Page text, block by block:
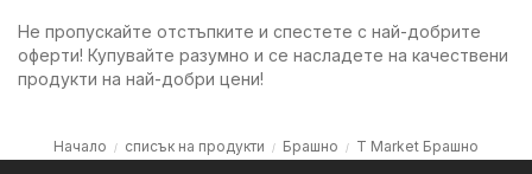
Не пропускайте отстъпките и спестете с най-добрите
оферти! Купувайте разумно и се насладете на качествени
продукти на най-добри цени!
Начало списък на продукти Брашно T Market Брашно